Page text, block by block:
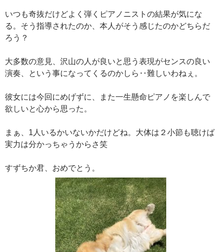
いつも奇抜だけどよく弾くピアノニストの結果が気にな
る。そう指導されたのか、本人がそう感じたのかどちらだ
ろう？
大多数の意見、沢山の人が良いと思う表現がセンスの良い
演奏、という事になってくるのかしら‥難しいわねぇ。
彼女には今回にめげずに、また一生懸命ピアノを楽しんで
欲しいと心から思った。
まぁ、1人いるかいないかだけどね。大体は２小節も聴けば
実力は分かっちゃうからさ笑
すずちか君、おめでとう。